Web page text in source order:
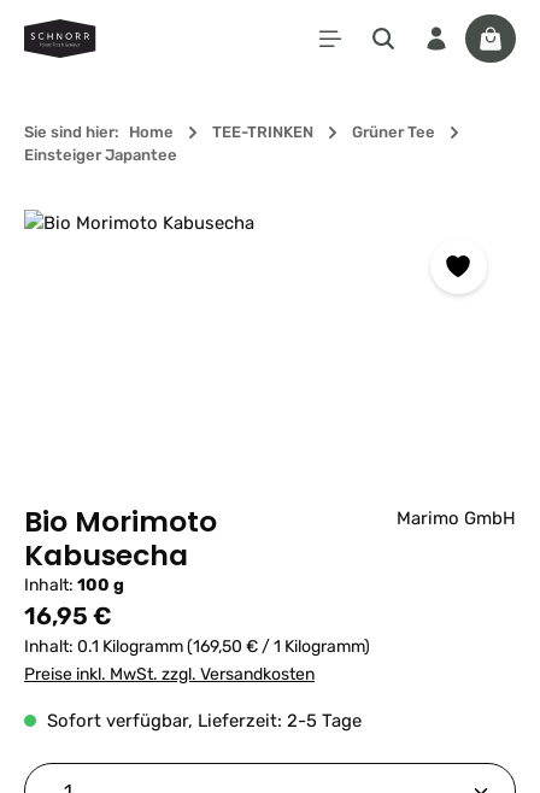
Zum Hauptinhalt springen
Sie sind hier: Home TEE-TRINKEN
Grüner Tee
Einsteiger Japantee
Bildergalerie überspringen
Bio Morimoto
Kabusecha
Inhalt: 100 g
Marimo GmbH
Regulärer Preis:
16,95 €
Inhalt: 0.1 Kilogramm(169,50 € / 1 Kilogramm)
Preise inkl. MwSt. zzgl. Versandkosten
Sofort verfügbar, Lieferzeit: 2-5 Tage
Produkt Anzahl: Gib den gewünschten Wert ein